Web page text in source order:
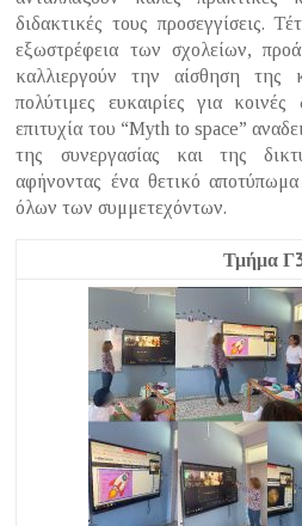
διδακτικές τους προσεγγίσεις.
εξωστρέφεια των σχολείων,
καλλιεργούν την αίσθηση της
πολύτιμες ευκαιρίες για
επιτυχία του “Myth to space”
της συνεργασίας και της
αφήνοντας ένα θετικό
όλων των συμμετεχόντων.
Τμήμα